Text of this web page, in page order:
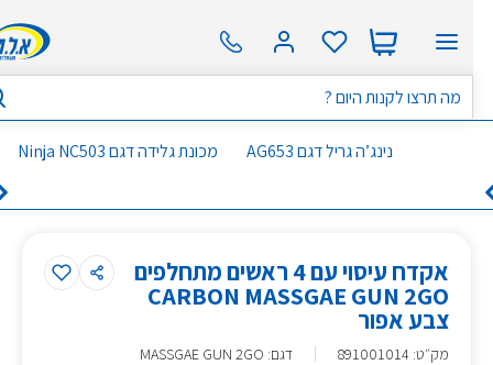
נינג’ה גריל דגם AG653 מכונת גלידה דגם Ninja NC503
אקדח עיסוי עם 4 ראשים מתחלפים
CARBON MASSGAE GUN 2GO
צבע אפור
מק״ט:
891001014 דגם: MASSGAE GUN 2GO